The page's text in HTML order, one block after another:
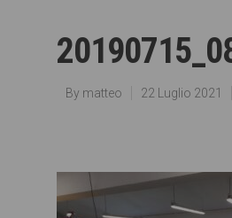
By matteo 22 Luglio 2021